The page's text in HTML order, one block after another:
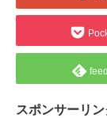
スポンサーリ